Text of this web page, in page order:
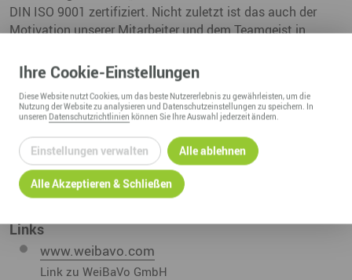
DIN ISO 9001 zertifiziert. Nicht zuletzt ist das auch der
Motivation unserer Mitarbeiter und dem Teamgeist in
Quelle: Zeitung STRUKTURFONDS AKTUELL Ausgabe
3.2010
01.09.2010
Links
www.weibavo.com
Link zu WeiBaVo GmbH
Ihre Cookie-Einstellungen
DieseWebsitenutzt Cookies, um das beste Nutzererlebnis zu gewährleisten, um die
Nutzung derWebsitezu analysieren und Datenschutzeinstellungen zu speichern. In
unseren Datenschutzrichtlinien können Sie Ihre Auswahl jederzeit ändern.
Einstellungen verwalten Alle ablehnen
Alle Akzeptieren & Schließen